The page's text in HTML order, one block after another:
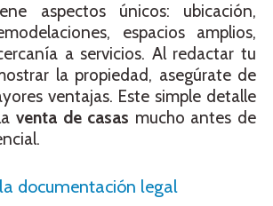
aspectos únicos: ubicación,
espacios amplios,
a servicios. Al redactar tu
la propiedad, asegúrate de
ventajas. Este simple detalle
venta de casas mucho antes de
documentación legal